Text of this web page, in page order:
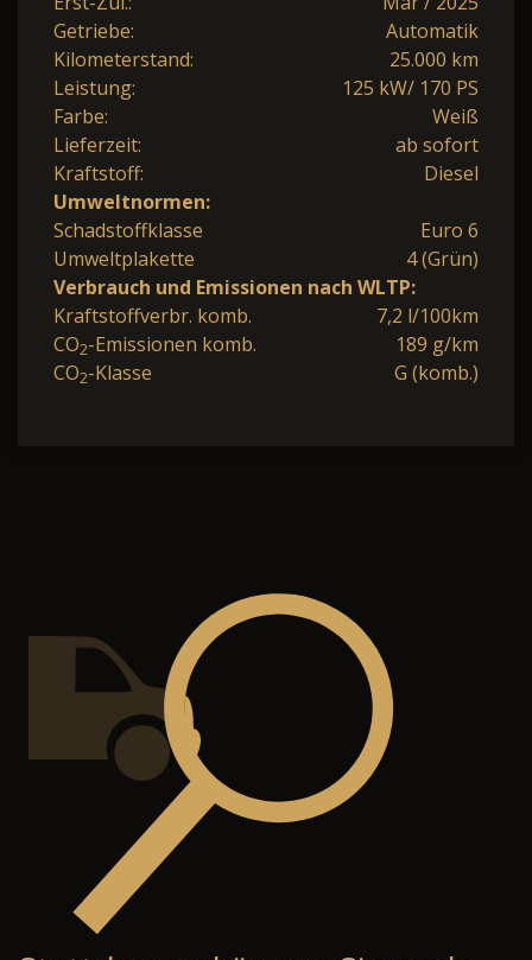
Getriebe:
Automatik
Kilometerstand:
25.000 km
Leistung:
125 kW/ 170 PS
Farbe:
Weiß
Lieferzeit:
ab sofort
Kraftstoff:
Diesel
Umweltnormen:
Schadstoffklasse
Euro 6
Umweltplakette
4 (Grün)
Verbrauch und Emissionen nach WLTP:
Kraftstoffverbr. komb.
7,2 l/100km
CO2-Emissionen komb.
189 g/km
CO2-Klasse G (komb.)